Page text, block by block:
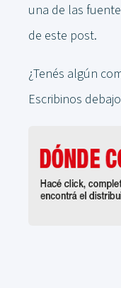
una de las
de este post.
¿Tenés algún
Escribinos